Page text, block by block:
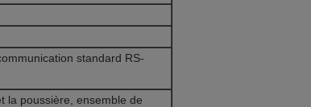
standard RS-
la poussière, ensemble de